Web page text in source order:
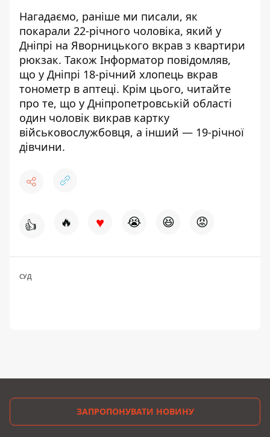
Нагадаємо, раніше ми писали, як
покарали 22-річного чоловіка, який у
Дніпрі на Яворницького вкрав з квартири
рюкзак. Також Інформатор повідомляв,
що у Дніпрі 18-річний хлопець вкрав
тонометр в аптеці. Крім цього, читайте
про те, що у Дніпропетровській області
один чоловік викрав картку
військовослужбовця, а інший — 19-річної
дівчини.
👍 🔥 ♥ 😭 😆 😡
СУД
ЗАПРОПОНУВАТИ НОВИНУ